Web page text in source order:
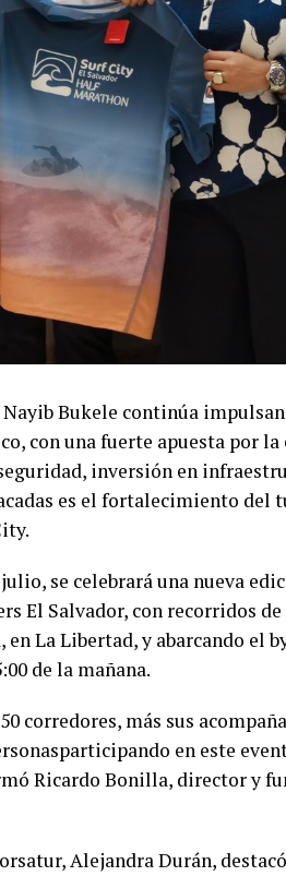
Bukele continúa
con una fuerte apuesta por la
inversión en
es el fortalecimiento del
se celebrará una nueva
El Salvador, con recorridos
en La Libertad, y abarcando el
de la mañana.
corredores, más sus
en este
Ricardo Bonilla, director y
Alejandra Durán,